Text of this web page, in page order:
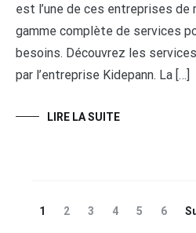
est l’une de ces entreprises
gamme complète de services
besoins. Découvrez les
par l’entreprise Kidepann. La […]
LIRE LA SUITE
Navigation
Page
1 Page
2 Page
3 Page
4 Page
5 Page
6